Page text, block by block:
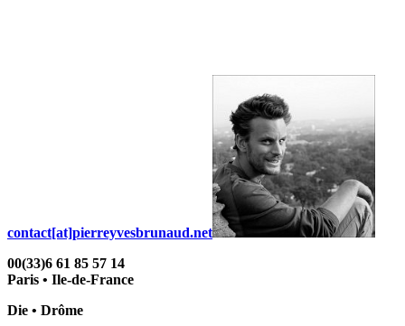
contact[at]pierreyvesbrunaud.net
00(33)6 61 85 57 14
Paris • Ile-de-France
Die • Drôme